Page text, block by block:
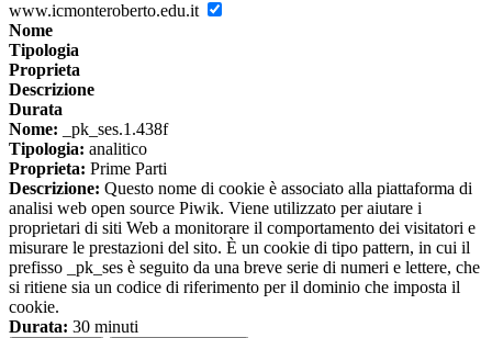
www.icmonteroberto.edu.it
Nome
Tipologia
Proprieta
Descrizione
Durata
Nome: _pk_ses.1.438f
Tipologia: analitico
Proprieta: Prime Parti
Descrizione: Questo nome di cookie è associato alla piattaforma di
analisi web open source Piwik. Viene utilizzato per aiutare i
proprietari di siti Web a monitorare il comportamento dei visitatori e
misurare le prestazioni del sito. È un cookie di tipo pattern, in cui il
prefisso _pk_ses è seguito da una breve serie di numeri e lettere, che
si ritiene sia un codice di riferimento per il dominio che imposta il
cookie.
Durata: 30 minuti